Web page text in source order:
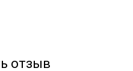
отзыв